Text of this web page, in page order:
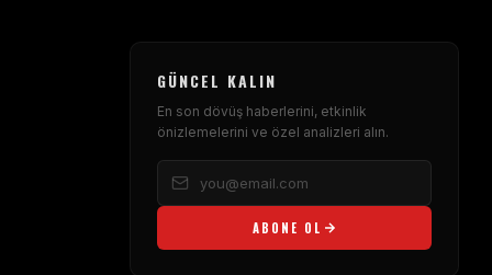
GÜNCEL KALIN
En son dövüş haberlerini, etkinlik
önizlemelerini ve özel analizleri alın.
ABONE OL